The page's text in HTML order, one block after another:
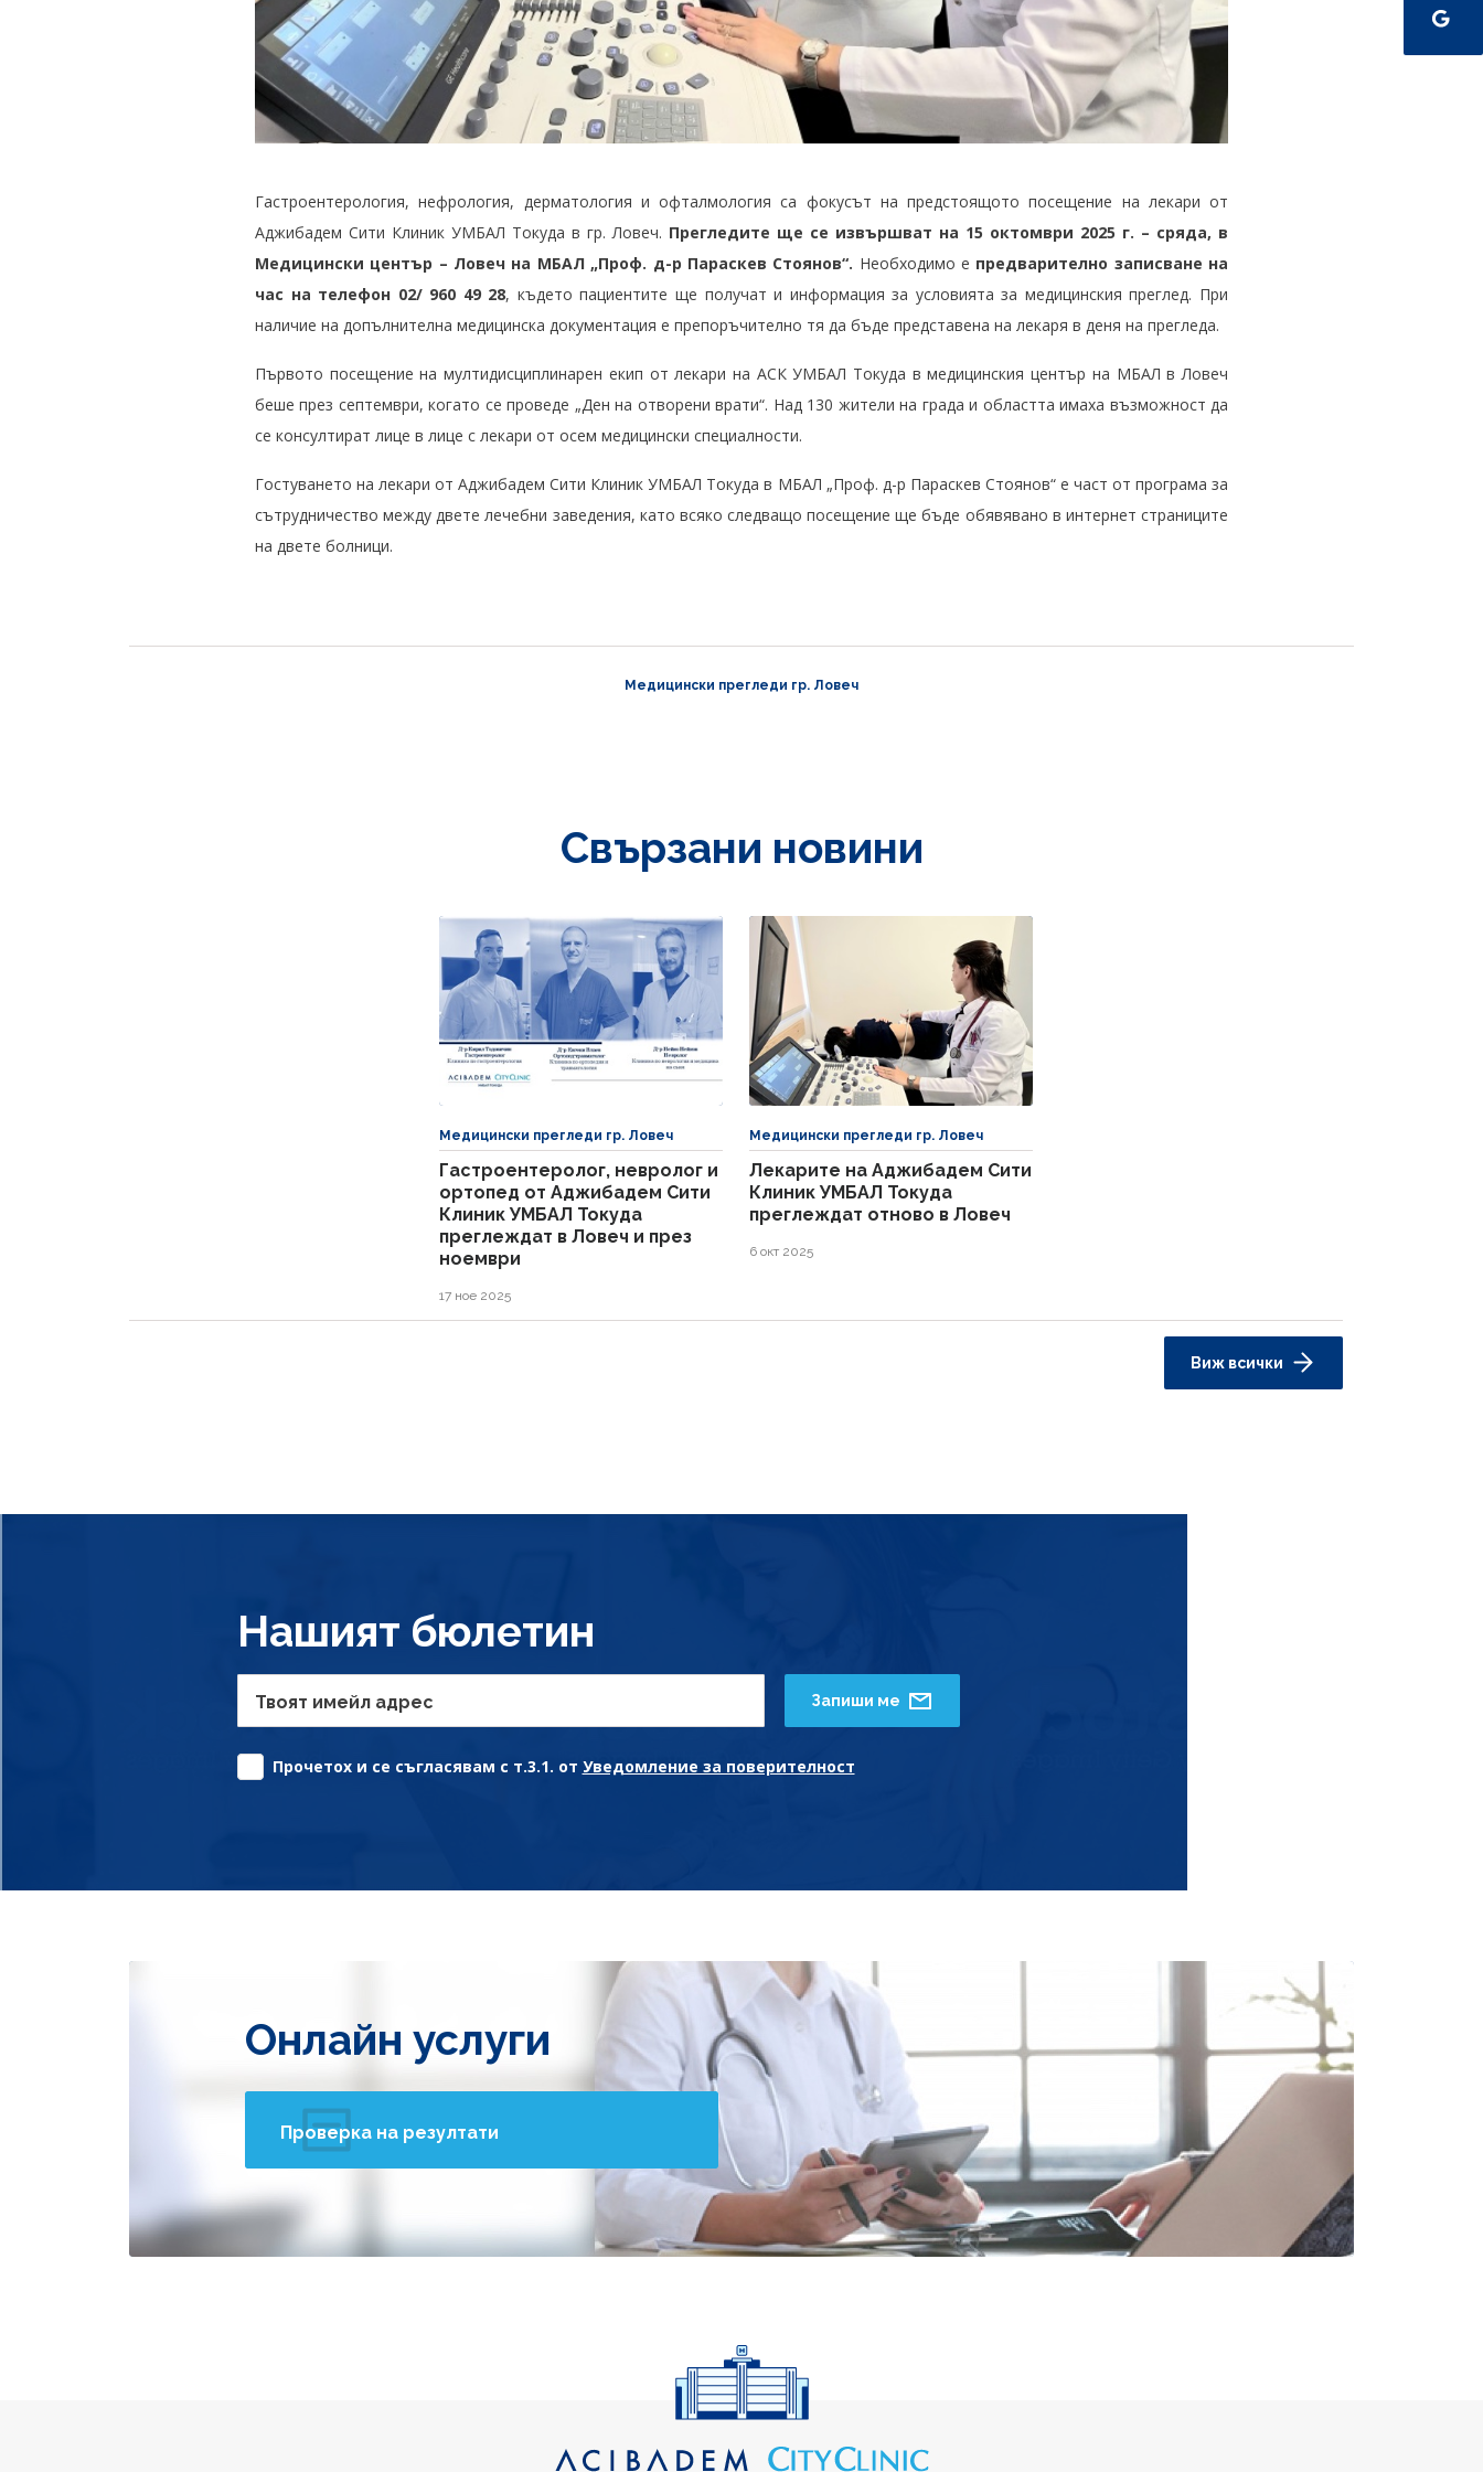
Гастроентерология, нефрология, дерматология и офталмология са фокусът на предстоящото посещение на лекари от
Аджибадем Сити Клиник УМБАЛ Токуда в гр. Ловеч. Прегледите ще се извършват на 15 октомври 2025 г. – сряда, в
Медицински център – Ловеч на МБАЛ „Проф. д-р Параскев Стоянов“. Необходимо е предварително записване на
час на телефон 02/ 960 49 28, където пациентите ще получат и информация за условията за медицинския преглед. При
наличие на допълнителна медицинска документация е препоръчително тя да бъде представена на лекаря в деня на прегледа.
Първото посещение на мултидисциплинарен екип от лекари на АСК УМБАЛ Токуда в медицинския център на МБАЛ в Ловеч
беше през септември, когато се проведе „Ден на отворени врати“. Над 130 жители на града и областта имаха възможност да
се консултират лице в лице с лекари от осем медицински специалности.
Гостуването на лекари от Аджибадем Сити Клиник УМБАЛ Токуда в МБАЛ „Проф. д-р Параскев Стоянов“ е част от програма за
сътрудничество между двете лечебни заведения, като всяко следващо посещение ще бъде обявявано в интернет страниците
на двете болници.
Медицински прегледи гр. Ловеч
Свързани новини
Медицински прегледи гр. Ловеч
Гастроентеролог, невролог и
ортопед от Аджибадем Сити
Клиник УМБАЛ Токуда
преглеждат в Ловеч и през
ноември
17 ное 2025
Медицински прегледи гр. Ловеч
Лекарите на Аджибадем Сити
Клиник УМБАЛ Токуда
преглеждат отново в Ловеч
6 окт 2025
Виж всички
Нашият бюлетин
Твоят имейл адрес
Прочетох и се съгласявам с т.3.1. от Уведомление за поверителност
Запиши ме
Онлайн услуги
Проверка на резултати